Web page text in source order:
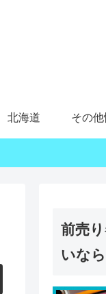
北海道 その他
前売
いな